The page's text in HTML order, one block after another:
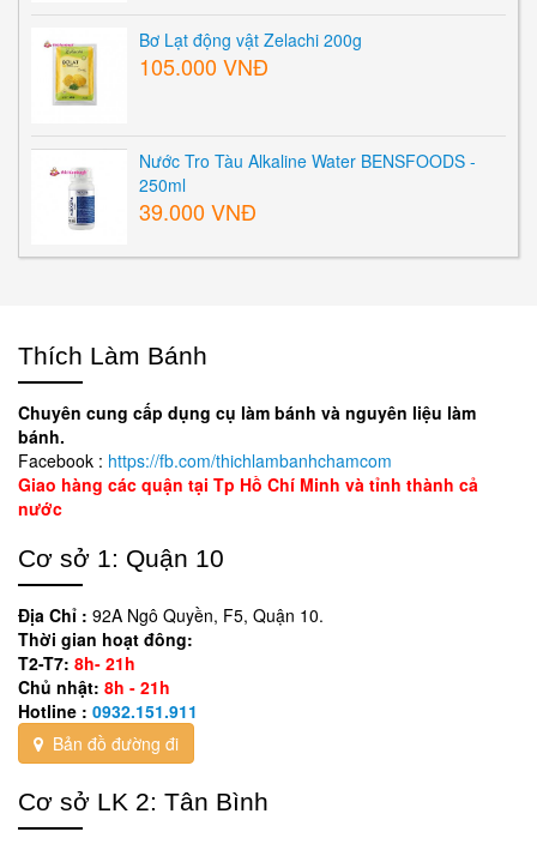
Bơ Lạt động vật Zelachi 200g
105.000 VNĐ
Nước Tro Tàu Alkaline Water BENSFOODS -
250ml
39.000 VNĐ
Thích Làm Bánh
Chuyên cung cấp dụng cụ làm bánh và nguyên liệu làm
bánh.
Facebook : https://fb.com/thichlambanhchamcom
Giao hàng các quận tại Tp Hồ Chí Minh và tỉnh thành cả
nước
Cơ sở 1: Quận 10
Địa Chỉ : 92A Ngô Quyền, F5, Quận 10.
Thời gian hoạt đông:
T2-T7: 8h- 21h
Chủ nhật: 8h - 21h
Hotline : 0932.151.911
Bản đồ đường đi
Cơ sở LK 2: Tân Bình